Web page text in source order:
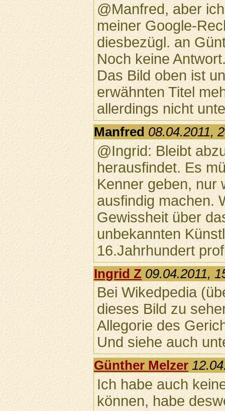
@Manfred, aber
meiner Google-
diesbezügl. an
Noch keine
Das Bild oben ist
erwähnten Titel
allerdings nicht
Manfred 08.04.2011,
@Ingrid: Bleibt
herausfindet. Es
Kenner geben, nur
ausfindig machen.
Gewissheit über
unbekannten
16.Jahrhundert
Ingrid Z 09.04.2011,
Bei Wikedpedia
dieses Bild zu
Allegorie des
Und siehe auch
Günther Melzer
Ich habe auch
können, habe